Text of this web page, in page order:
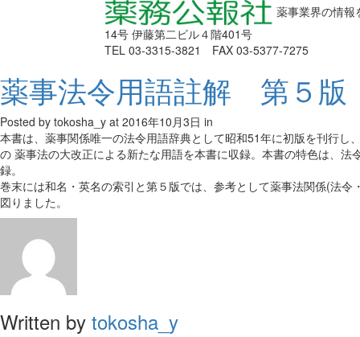
薬事業界の情
14号 伊藤第二ビル４階401号
TEL 03-3315-3821 FAX 03-5377-7275
薬事法令用語註解 第５版
Posted by tokosha_y at 2016年10月3日 in
本書は、薬事関係唯一の法令用語辞典として昭和51年に初版を刊行
の 薬事法の大改正による新たな用語を本書に収録。本書の特色は、
録。
巻末には和名・英名の索引と第５版では、参考として薬事法関係(法
図りました。
Written by tokosha_y